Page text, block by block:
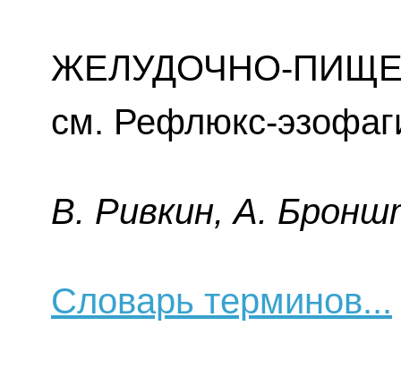
ЖЕЛУДОЧНО-
см. Рефлюкс-
B. Pивкин, A.
Словарь терминов...